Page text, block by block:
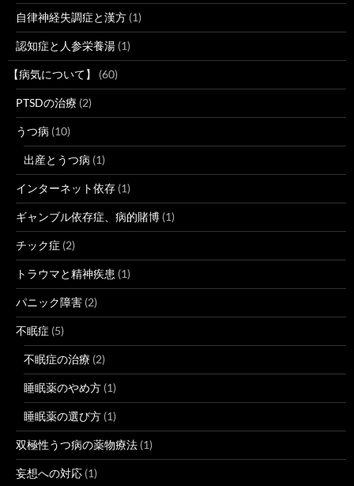
自律神経失調症と漢方 (1)
認知症と人参栄養湯 (1)
【病気について】 (60)
PTSDの治療 (2)
うつ病 (10)
出産とうつ病 (1)
インターネット依存 (1)
ギャンブル依存症、病的賭博 (1)
チック症 (2)
トラウマと精神疾患 (1)
パニック障害 (2)
不眠症 (5)
不眠症の治療 (2)
睡眠薬のやめ方 (1)
睡眠薬の選び方 (1)
双極性うつ病の薬物療法 (1)
妄想への対応 (1)